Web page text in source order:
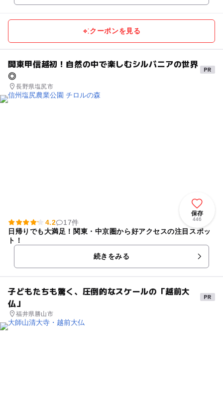
クーポンを見る
関東甲信越初！自然の中で楽しむシルバニアの世界
◎
長野県塩尻市
保存
446
4.2
17件
日帰りでも大満足！関東・中京圏から好アクセスの注目スポッ
ト！
続きをみる
子どもたちも驚く、圧倒的なスケールの「越前大
仏」
福井県勝山市